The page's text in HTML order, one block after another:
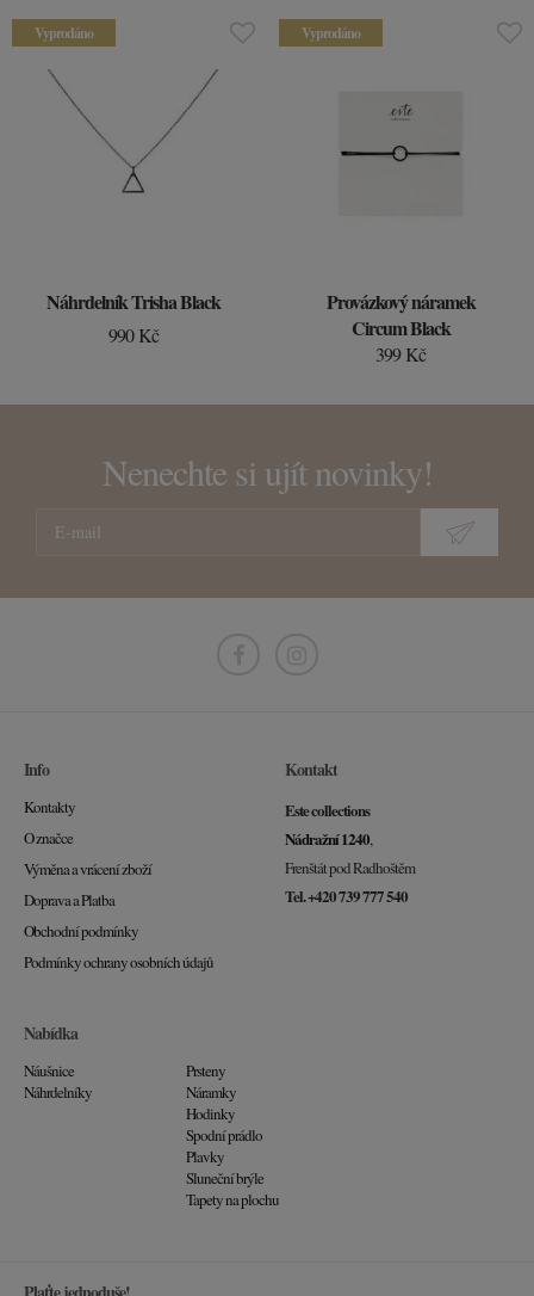
Vyprodáno
Náhrdelník Trisha Black
990 Kč
Vyprodáno
Provázkový náramek
Circum Black
399 Kč
Nenechte si ujít novinky!
Info
Kontakty
O značce
Výměna a vrácení zboží
Doprava a Platba
Obchodní podmínky
Podmínky ochrany osobních údajů
Kontakt
Este collections
Nádražní 1240,
Frenštát pod Radhoštěm
Tel. +420 739 777 540
Nabídka
Náušnice
Náhrdelníky
Prsteny
Náramky
Hodinky
Spodní prádlo
Plavky
Sluneční brýle
Tapety na plochu